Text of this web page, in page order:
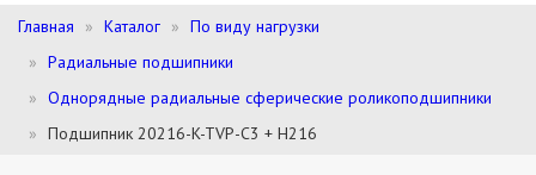
Главная Каталог
По виду нагрузки
Радиальные подшипники
Однорядные радиальные сферические роликоподшипники
Подшипник 20216-K-TVP-C3 + H216